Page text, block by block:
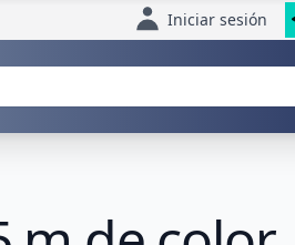
Iniciar sesión